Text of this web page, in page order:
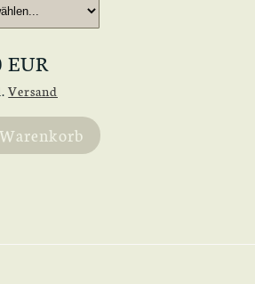
EUR
Versand